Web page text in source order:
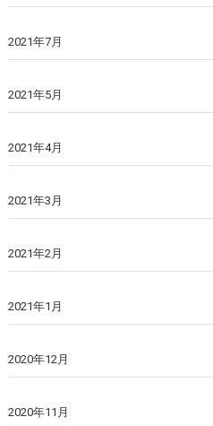
2021年7月
2021年5月
2021年4月
2021年3月
2021年2月
2021年1月
2020年12月
2020年11月